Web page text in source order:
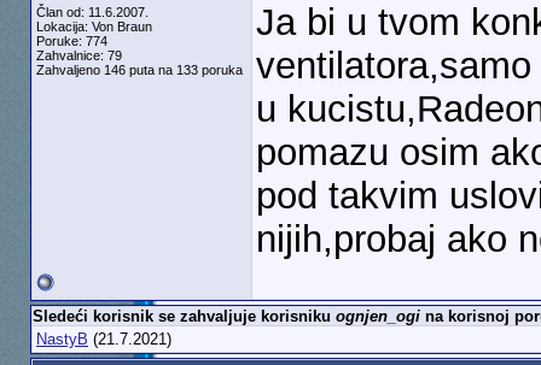
Član od: 11.6.2007.
Lokacija: Von Braun
Poruke: 774
Zahvalnice: 79
Zahvaljeno 146 puta na 133 poruka
Ja bi u tvom
u
pomazu osim
pod takvim
nijih,probaj ako
Sledeći korisnik se zahvaljuje korisniku ognjen_ogina korisnoj
NastyB (21.7.2021)